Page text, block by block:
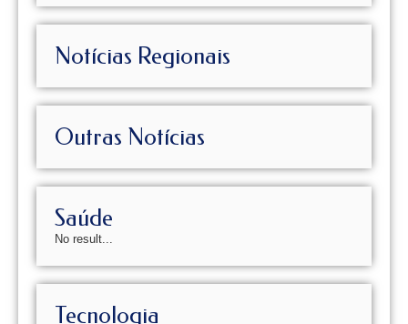
Notícias Regionais
Outras Notícias
Saúde
No result...
Tecnologia